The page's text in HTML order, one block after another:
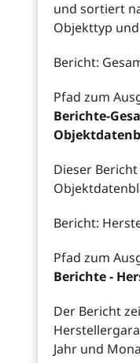
und sortiert
Objekttyp und
Bericht:
Pfad zum
Berichte-
Dieser
Bericht:
Pfad zum
Berichte -
Der Bericht
Jahr und